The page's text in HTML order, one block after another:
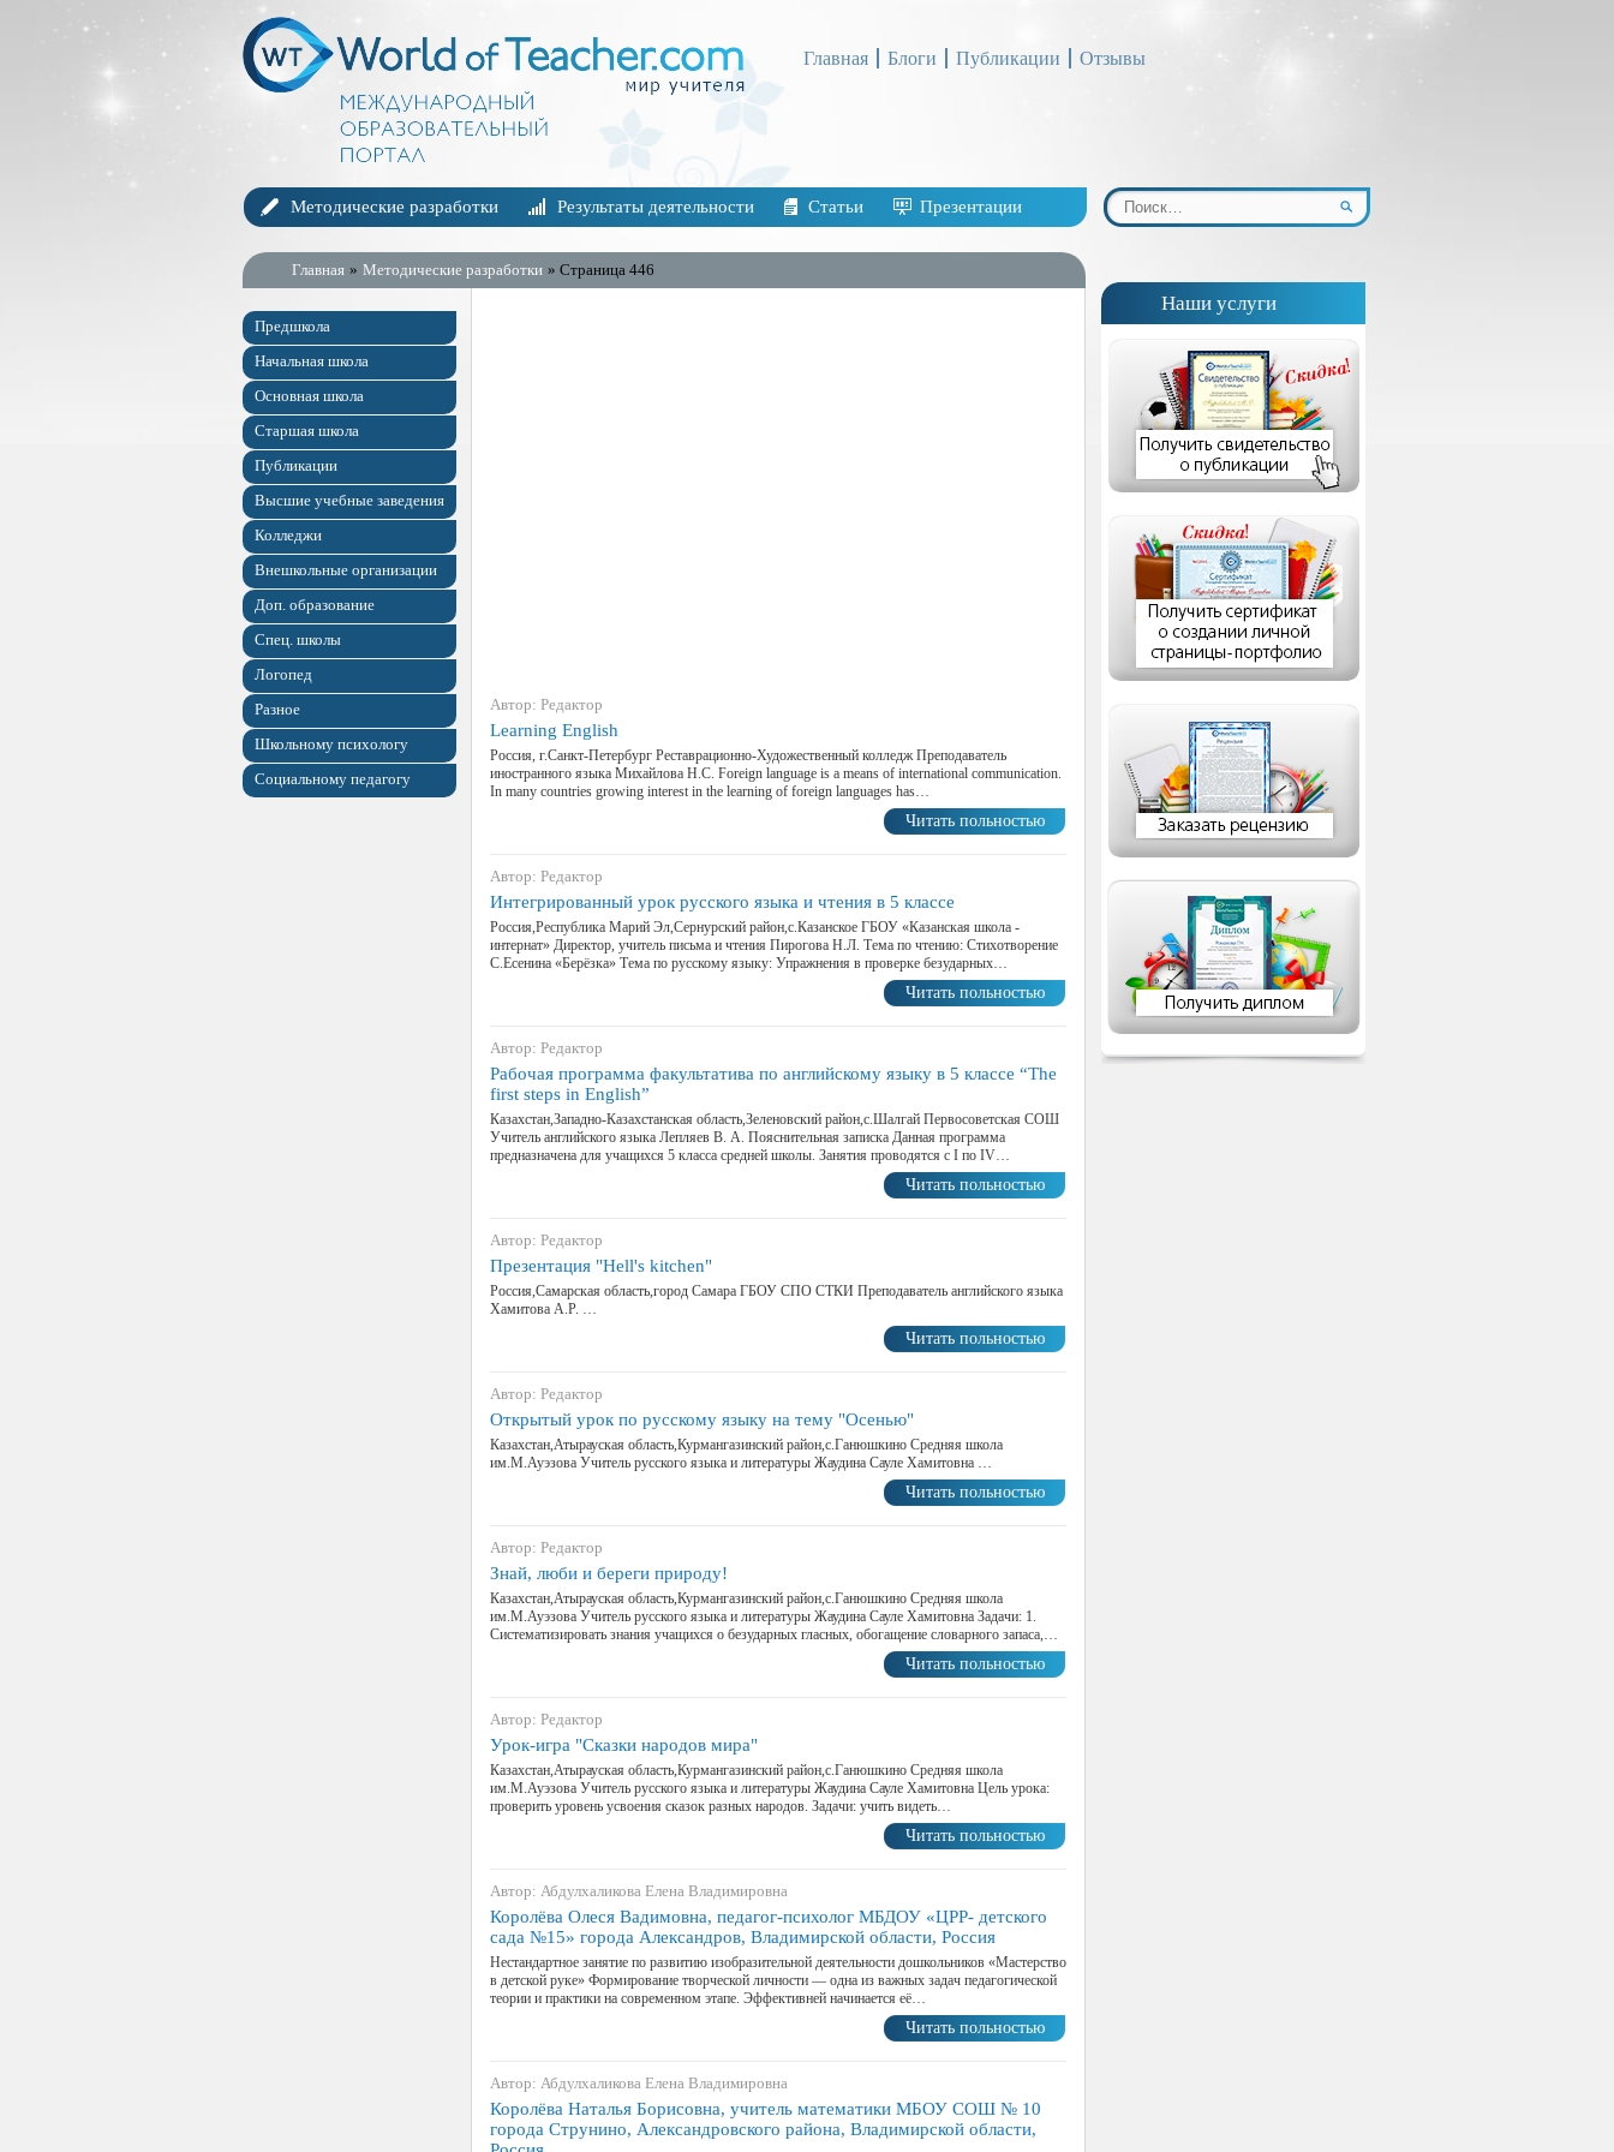
Главная Блоги Публикации Отзывы
Методические разработки Результаты деятельности Статьи Презентации
Главная » Методические разработки » Страница 446
Предшкола
Начальная школа
Основная школа
Старшая школа
Публикации
Высшие учебные заведения
Колледжи
Внешкольные организации
Доп. образование
Спец. школы
Логопед
Разное
Школьному психологу
Социальному педагогу
Автор: Редактор
Learning English
Россия, г.Санкт-Петербург Реставрационно-Художественный колледж Преподаватель
иностранного языка Михайлова Н.С. Foreign language is a means of international communication.
In many countries growing interest in the learning of foreign languages has…
Читать польностью
Автор: Редактор
Интегрированный урок русского языка и чтения в 5 классе
Россия,Республика Марий Эл,Сернурский район,с.Казанское ГБОУ «Казанская школа -
интернат» Директор, учитель письма и чтения Пирогова Н.Л. Тема по чтению: Стихотворение
С.Есенина «Берёзка» Тема по русскому языку: Упражнения в проверке безударных…
Читать польностью
Автор: Редактор
Рабочая программа факультатива по английскому языку в 5 классе “The
first steps in English”
Казахстан,Западно-Казахстанская область,Зеленовский район,с.Шалгай Первосоветская СОШ
Учитель английского языка Лепляев В. А. Пояснительная записка Данная программа
предназначена для учащихся 5 класса средней школы. Занятия проводятся с I по IV…
Читать польностью
Автор: Редактор
Презентация "Hell's kitchen"
Россия,Самарская область,город Самара ГБОУ СПО СТКИ Преподаватель английского языка
Хамитова А.Р. …
Читать польностью
Автор: Редактор
Открытый урок по русскому языку на тему "Осенью"
Казахстан,Атырауская область,Курмангазинский район,с.Ганюшкино Средняя школа
им.М.Ауэзова Учитель русского языка и литературы Жаудина Сауле Хамитовна …
Читать польностью
Автор: Редактор
Знай, люби и береги природу!
Казахстан,Атырауская область,Курмангазинский район,с.Ганюшкино Средняя школа
им.М.Ауэзова Учитель русского языка и литературы Жаудина Сауле Хамитовна Задачи: 1.
Систематизировать знания учащихся о безударных гласных, обогащение словарного запаса,…
Читать польностью
Автор: Редактор
Урок-игра "Сказки народов мира"
Казахстан,Атырауская область,Курмангазинский район,с.Ганюшкино Средняя школа
им.М.Ауэзова Учитель русского языка и литературы Жаудина Сауле Хамитовна Цель урока:
проверить уровень усвоения сказок разных народов. Задачи: учить видеть…
Читать польностью
Автор: Абдулхаликова Елена Владимировна
Королёва Олеся Вадимовна, педагог-психолог МБДОУ «ЦРР- детского
сада №15» города Александров, Владимирской области, Россия
Нестандартное занятие по развитию изобразительной деятельности дошкольников «Мастерство
в детской руке» Формирование творческой личности — одна из важных задач педагогической
теории и практики на современном этапе. Эффективней начинается её…
Читать польностью
Автор: Абдулхаликова Елена Владимировна
Королёва Наталья Борисовна, учитель математики МБОУ СОШ № 10
города Струнино, Александровского района, Владимирской области,
Наши услуги